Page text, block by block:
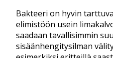
Bakteeri on hyvin
elimistöön usein
saadaan tavallisimmin
sisäänhengitysilman